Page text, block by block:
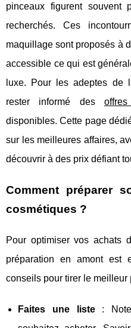
pinceaux figurent
recherchés. Ces
maquillage sont proposés à
accessible ce qui est
luxe. Pour les adeptes
rester informé des
disponibles. Cette page
sur les meilleures affaires,
découvrir à des prix défiant
Comment préparer
cosmétiques ?
Pour optimiser vos achats
préparation en amont est
conseils pour tirer le meilleur
Faites une liste: